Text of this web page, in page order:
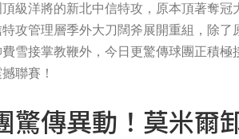
級洋將的新北中信特攻，原本頂著奪
攻管理層季外大刀闊斧展開重組，除
雪接掌教鞭外，今日更驚傳球團正積
聯賽！
驚傳異動！莫米爾